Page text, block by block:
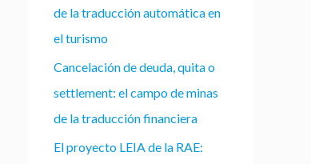
de la traducción automática en
el turismo
Cancelación de deuda, quita o
settlement: el campo de minas
de la traducción financiera
El proyecto LEIA de la RAE: